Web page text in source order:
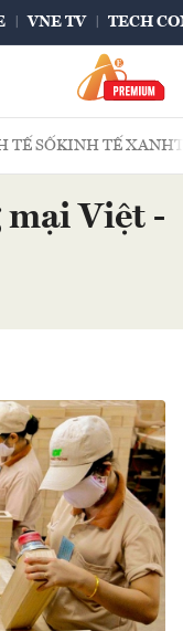
VNE TV TECH
TẾ SỐKINH TẾ XANH
Việt -